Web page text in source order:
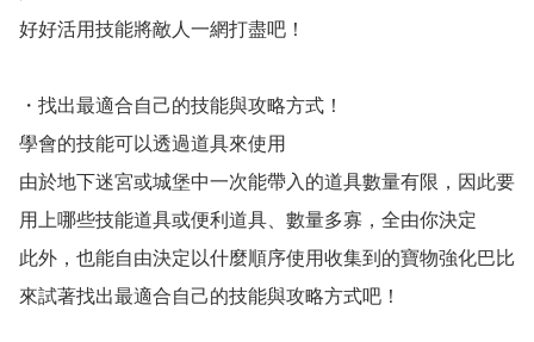
好好活用技能將敵人一網打盡吧！
・找出最適合自己的技能與攻略方式！
學會的技能可以透過道具來使用
由於地下迷宮或城堡中一次能帶入的道具數量有限，因此要
用上哪些技能道具或便利道具、數量多寡，全由你決定
此外，也能自由決定以什麼順序使用收集到的寶物強化巴比
來試著找出最適合自己的技能與攻略方式吧！